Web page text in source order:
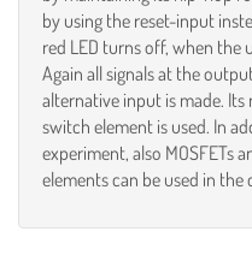
by using the reset-input
red LED turns off, when the
Again all signals at the
alternative input is made.
switch element is used. In
experiment, also MOSFETs
elements can be used in the